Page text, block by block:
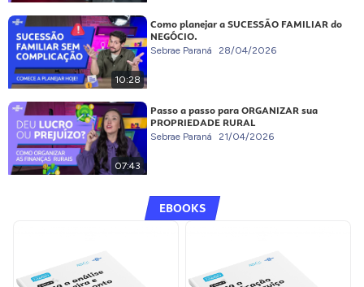
10:28
Como planejar a SUCESSÃO FAMILIAR do
NEGÓCIO.
Sebrae Paraná 28/04/2026
07:43
Passo a passo para ORGANIZAR sua
PROPRIEDADE RURAL
Sebrae Paraná 21/04/2026
EBOOKS